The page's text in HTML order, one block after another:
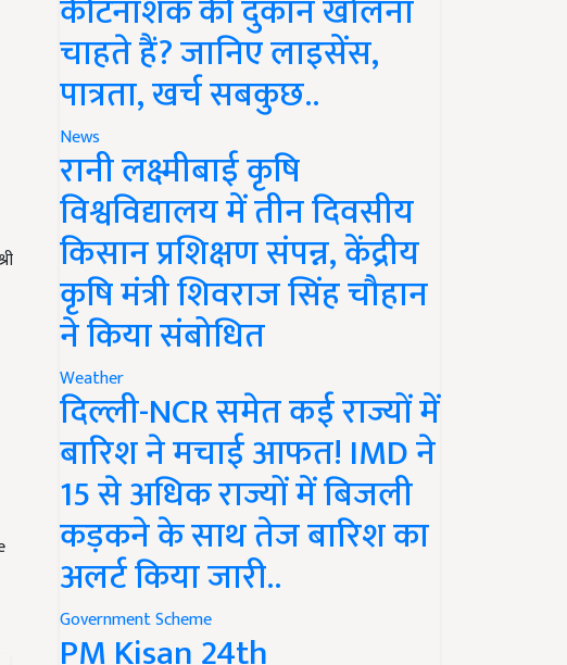
कीटनाशक की दुकान खोलना
चाहते हैं? जानिए लाइसेंस,
पात्रता, खर्च सबकुछ..
News
रानी लक्ष्मीबाई कृषि
विश्वविद्यालय में तीन दिवसीय
किसान प्रशिक्षण संपन्न, केंद्रीय
कृषि मंत्री शिवराज सिंह चौहान
ने किया संबोधित
Weather
दिल्ली-NCR समेत कई राज्यों में
बारिश ने मचाई आफत! IMD ने
15 से अधिक राज्यों में बिजली
कड़कने के साथ तेज बारिश का
अलर्ट किया जारी..
Government Scheme